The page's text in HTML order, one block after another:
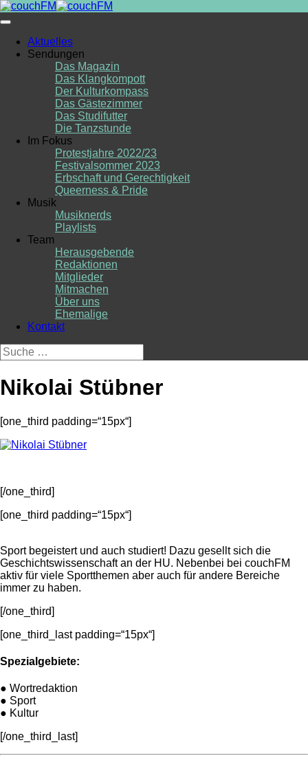
Skip
to
Aktuelles
Sendungen
Das Magazin
Das Klangkompott
Der Kulturkompass
Das Gästezimmer
Das Studifutter
Die Tanzstunde
Im Fokus
Protestjahre 2022/23
Festivalsommer 2023
Erbschaft und Gerechtigkeit
Queerness & Pride
Musik
Musiknerds
Playlists
Team
Herausgebende
Redaktionen
Mitglieder
Mitmachen
Über uns
Ehemalige
Kontakt
Suche
nach:
Nikolai Stübner
[one_third padding=“15px“]
[/one_third]
[one_third padding=“15px“]
Sport begeistert und auch studiert! Dazu gesellt sich die
Geschichtswissenschaft an der HU. Nebenbei bei couchFM
aktiv für viele Sportthemen aber auch für andere Bereiche
immer zu haben.
[/one_third]
[one_third_last padding=“15px“]
Spezialgebiete:
● Wortredaktion
● Sport
● Kultur
[/one_third_last]